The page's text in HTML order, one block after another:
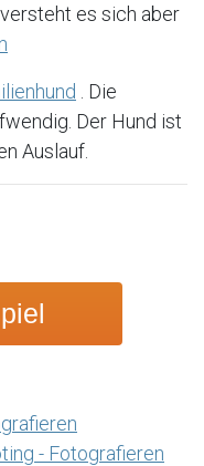
es sich aber
. Die
Der Hund ist
Auslauf.
- Fotografieren